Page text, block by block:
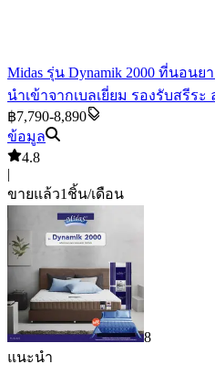
Midas รุ่น Dynamik 2000 ที่นอน
นำเข้าจากเบลเยี่ยม รองรับสรีร
฿7,790-8,890
ข้อมูล
4.8
|
ขายแล้ว1 ชิ้น/เดือน
8
แนะนำ